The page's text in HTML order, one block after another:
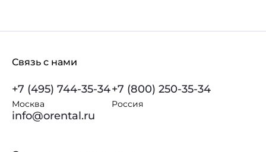
Связь с нами
+7 (495) 744-35-34
Москва
+7 (800) 250-35-34
Россия
info@orental.ru